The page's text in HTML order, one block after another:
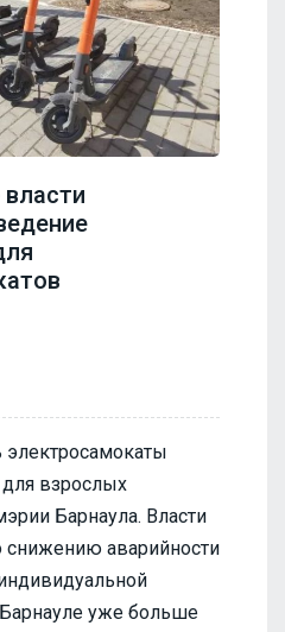
электросамокаты
для взрослых
Барнаула. Власти
аварийности
уже больше